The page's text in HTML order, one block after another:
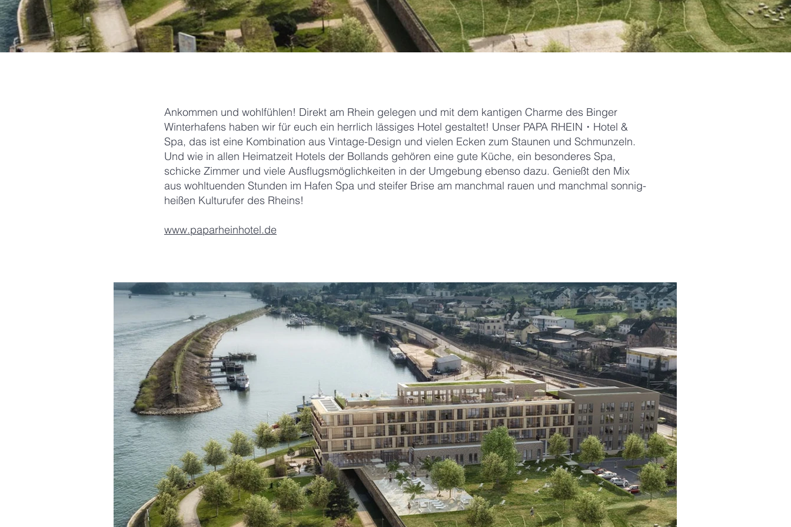
Ankommen und wohlfühlen! Direkt am Rhein gelegen und mit dem kantigen Charme des Binger
Winterhafens haben wir für euch ein herrlich lässiges Hotel gestaltet! Unser PAPA RHEIN・Hotel &
Spa, das ist eine Kombination aus Vintage-Design und vielen Ecken zum Staunen und Schmunzeln.
Und wie in allen Heimatzeit Hotels der Bollands gehören eine gute Küche, ein besonderes Spa,
schicke Zimmer und viele Ausflugsmöglichkeiten in der Umgebung ebenso dazu. Genießt den Mix
aus wohltuenden Stunden im Hafen Spa und steifer Brise am manchmal rauen und manchmal sonnig-
heißen Kulturufer des Rheins!
www.paparheinhotel.de